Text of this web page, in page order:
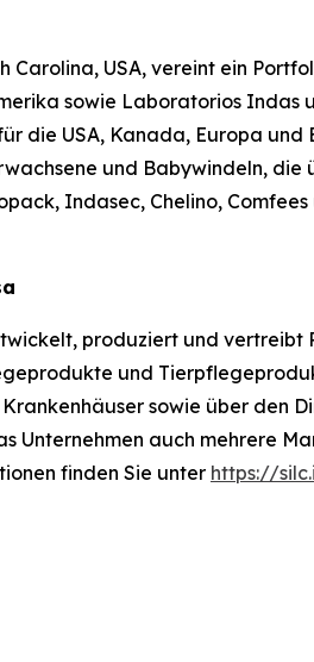
Carolina, USA, vereint ein
sowie Laboratorios
die USA, Kanada, Europa
und Babywindeln,
Indasec, Chelino, Comfees
produziert und
und
sowie über den
Unternehmen auch mehrere
finden Sie unter https://